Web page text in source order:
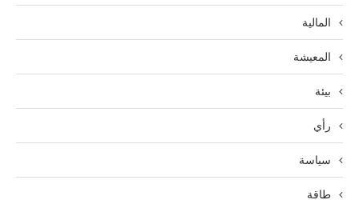
المالية
المعيشة
بيئة
رأي
سياسة
طاقة